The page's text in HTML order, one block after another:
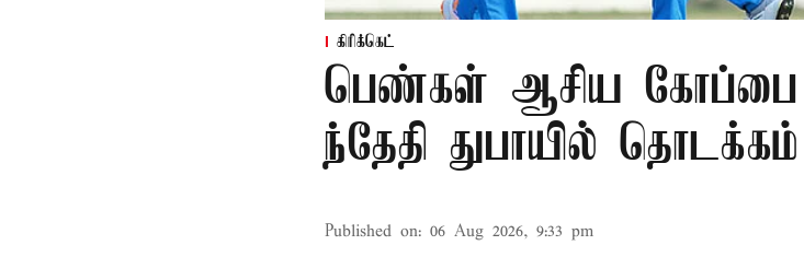
கிரிக்கெட்
பெண்கள் ஆசிய கோப்பை
ந்தேதி துபாயில் தொடக்கம்
Published on: 06 Aug 2026, 9:33 pm